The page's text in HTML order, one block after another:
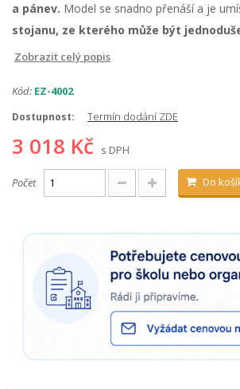
a pánev. Model se snadno přenáší a je
stojanu, ze kterého může být
Zobrazit celý popis
Kód: EZ-4002
Dostupnost: Termín dodání ZDE
3 018 Kč s DPH
Počet Do